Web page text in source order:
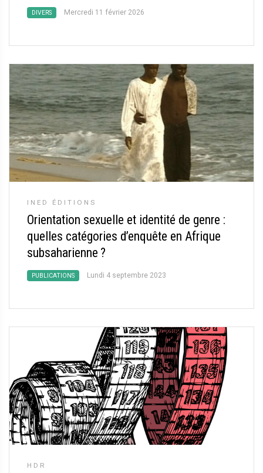
DIVERS Mercredi 11 février 2026
INED ÉDITIONS
Orientation sexuelle et identité de genre :
quelles catégories d’enquête en Afrique
subsaharienne ?
PUBLICATIONS Lundi 4 septembre 2023
HDR